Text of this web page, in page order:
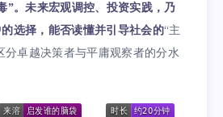
”。未来宏观调控、投资实践，乃
选择，能否读懂并引导社会的“主
分卓越决策者与平庸观察者的分水